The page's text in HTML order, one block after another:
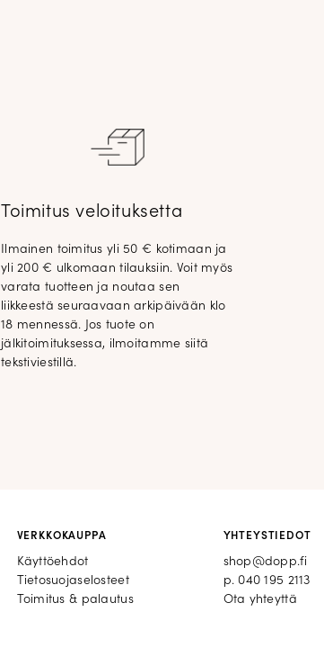
Toimitus veloituksetta
Ilmainen toimitus yli 50 € kotimaan ja
yli 200 € ulkomaan tilauksiin. Voit myös
varata tuotteen ja noutaa sen
liikkeestä seuraavaan arkipäivään klo
18 mennessä. Jos tuote on
jälkitoimituksessa, ilmoitamme siitä
tekstiviestillä.
VERKKOKAUPPA
Käyttöehdot
Tietosuojaselosteet
Toimitus & palautus
YHTEYSTIEDOT
shop@dopp.fi
p.040 195 2113
Ota yhteyttä